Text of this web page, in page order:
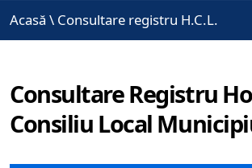
Acasă \ Consultare registru H.C.L.
Consultare Registru
Consiliu Local